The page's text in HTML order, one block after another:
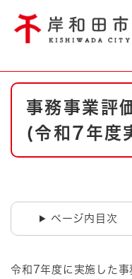
やさしい日本語
防災・緊急
ハザードマッ
本
事務事業評
(令和7年度
ページ内目次
令和7年度に実施した